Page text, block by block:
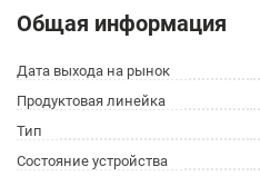
Общая информация
Дата выхода на рынок
Продуктовая линейка
Тип
Состояние устройства